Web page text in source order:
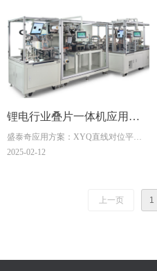
锂电行业叠片一体机应用案
例
盛泰奇应用方案：XYQ直线对位平
台，替换传统UVW旋转伺服方案，控
2025-02-12
上一页 1